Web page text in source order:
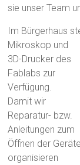
sie unser Team
Im Bürgerhaus
Mikroskop und
3D-Drucker des
Fablabs zur
Verfügung.
Damit wir
Reparatur- bzw.
Anleitungen zum
Öffnen der Geräte
organisieren